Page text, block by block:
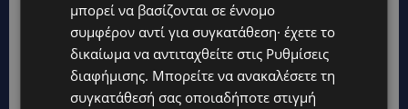
ΦΕΙΔΙΑΣ ΠΑΝΑΓΙΩΤΟΥ: Η εμφάνισή του στην εκδήλωση για
Ισαάκ και Σολωμού προκάλεσε αντιδράσεις – «Ασέβεια προς
τους νεκρούς»-(Φώτο)
μπορεί να βασίζονται σε έννομο
συμφέρον αντί για συγκατάθεση· έχετε το
δικαίωμα να αντιταχθείτε στις Ρυθμίσεις
διαφήμισης. Μπορείτε να ανακαλέσετε τη
συγκατάθεσή σας οποιαδήποτε στιγμή